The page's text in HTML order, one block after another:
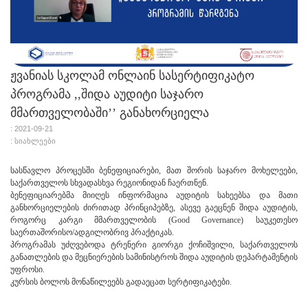
ჟვანიას სკოლამ ონლაინ სასერტიფიკატო
პროგრამა ,,შიდა აუდიტი საჯარო
მმართველობაში’’ განახორციელა
: 2021-09-21
: სიახლეები
სასწავლო პროცესში ბენეფიციარები, მათ შორის საჯარო მოხელეები,
საქართველოს სხვადასხვა რეგიონიდან ჩაერთნენ.
ბენეფიციარებმა მიიღეს ინფორმაცია აუდიტის სახეებსა და მათი
განხორციელების ძირითად პრინციპებზე, ასევე გაეცნენ შიდა აუდიტის,
როგორც კარგი მმართველობის (Good Governance) საუკეთესო
საერთაშორისო/ადგილობრივ პრაქტიკას.
პროგრამას უძღვებოდა ტრენერი გიორგი ქოჩიშვილი, საქართველოს
განათლების და მეცნიერების სამინისტროს შიდა აუდიტის დეპარტამენტის
უფროსი.
კურსის ბოლოს მონაწილეებს გადაეცათ სერტიფიკატები.